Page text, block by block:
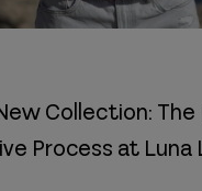
Collection: The
Process at Luna